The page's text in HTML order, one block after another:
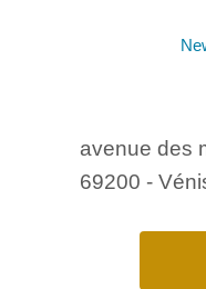
avenue des
69200 -